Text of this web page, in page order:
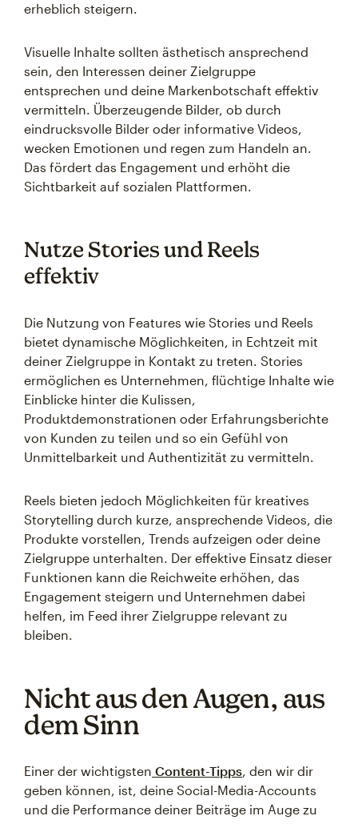
erheblich steigern.
Visuelle Inhalte sollten ästhetisch ansprechend
sein, den Interessen deiner Zielgruppe
entsprechen und deine Markenbotschaft effektiv
vermitteln. Überzeugende Bilder, ob durch
eindrucksvolle Bilder oder informative Videos,
wecken Emotionen und regen zum Handeln an.
Das fördert das Engagement und erhöht die
Sichtbarkeit auf sozialen Plattformen.
Nutze Stories und Reels
effektiv
Die Nutzung von Features wie Stories und Reels
bietet dynamische Möglichkeiten, in Echtzeit mit
deiner Zielgruppe in Kontakt zu treten. Stories
ermöglichen es Unternehmen, flüchtige Inhalte wie
Einblicke hinter die Kulissen,
Produktdemonstrationen oder Erfahrungsberichte
von Kunden zu teilen und so ein Gefühl von
Unmittelbarkeit und Authentizität zu vermitteln.
Reels bieten jedoch Möglichkeiten für kreatives
Storytelling durch kurze, ansprechende Videos, die
Produkte vorstellen, Trends aufzeigen oder deine
Zielgruppe unterhalten. Der effektive Einsatz dieser
Funktionen kann die Reichweite erhöhen, das
Engagement steigern und Unternehmen dabei
helfen, im Feed ihrer Zielgruppe relevant zu
bleiben.
Nicht aus den Augen, aus
dem Sinn
Einer der wichtigsten Content-Tipps, den wir dir
geben können, ist, deine Social-Media-Accounts
und die Performance deiner Beiträge im Auge zu